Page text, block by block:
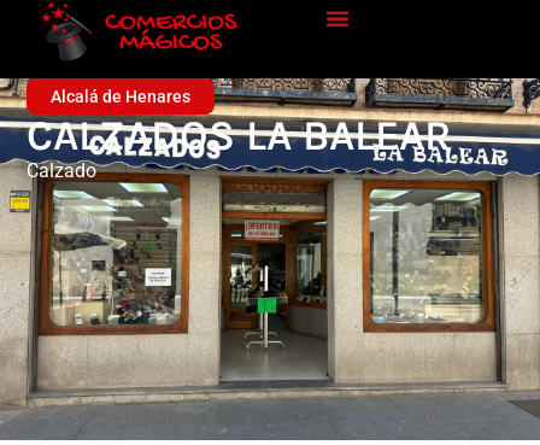
Alcalá de Henares
CALZADOS LA BALEAR
Calzado